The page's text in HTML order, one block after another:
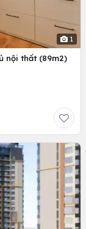
1
nội thất (89m2)